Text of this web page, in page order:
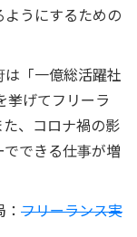
うにするための
「一億総活躍社
挙げてフリーラ
、コロナ禍の影
できる仕事が増
フリーランス実